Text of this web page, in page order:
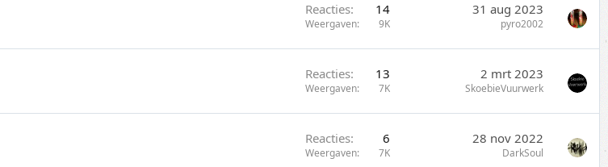
Reacties 14
Weergaven 9K
31 aug 2023
pyro2002
Reacties 13
Weergaven 7K
2 mrt 2023
SkoebieVuurwerk
Reacties 6
Weergaven 7K
28 nov 2022
DarkSoul